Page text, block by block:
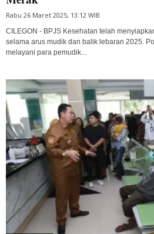
Rabu 26 Maret 2025, 13:12 WIB
CILEGON - BPJS Kesehatan telah
selama arus mudik dan balik lebaran 2025.
melayani para pemudik...